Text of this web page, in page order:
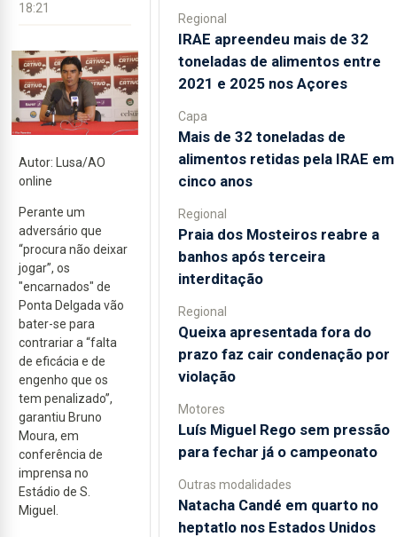
18:21
Autor: Lusa/AO
online
Perante um
adversário que
“procura não deixar
jogar”, os
"encarnados" de
Ponta Delgada vão
bater-se para
contrariar a “falta
de eficácia e de
engenho que os
tem penalizado”,
garantiu Bruno
Moura, em
conferência de
imprensa no
Estádio de S.
Miguel.
Regional
IRAE apreendeu mais de 32
toneladas de alimentos entre
2021 e 2025 nos Açores
Capa
Mais de 32 toneladas de
alimentos retidas pela IRAE em
cinco anos
Regional
Praia dos Mosteiros reabre a
banhos após terceira
interditação
Regional
Queixa apresentada fora do
prazo faz cair condenação por
violação
Motores
Luís Miguel Rego sem pressão
para fechar já o campeonato
Outras modalidades
Natacha Candé em quarto no
heptatlo nos Estados Unidos